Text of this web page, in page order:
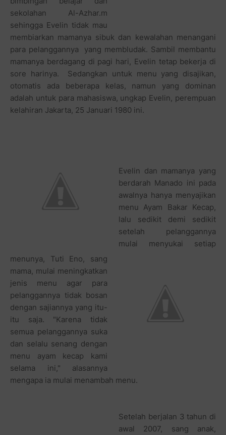
sekolahan Al-Azhar.m
sehingga Evelin tidak mau
membiarkan mamanya sibuk dan kewalahan menangani
para pelanggannya yang membludak. Sambil membantu
mamanya berdagang di pagi hari, Evelin tetap bekerja di
sore harinya. Sedangkan untuk menu yang disajikan,
otomatis ada beberapa kelas, namun yang dominan
adalah untuk para mahasiswa, ungkap Evelin, perempuan
kelahiran Jakarta, 25 Januari 1980 ini.
Evelin dan mamanya yang
berdarah Manado ini pada
awalnya hanya menyajikan
menu Ayam Bakar Kecap,
lalu sedikit demi sedikit
setelah pelanggannya
mulai menyukai setiap
menunya, Tuti Eno, sang
mama, mulai meningkatkan
jenis menu agar para
pelanggannya tidak bosan
dengan sajiannya yang itu-
itu saja. "Karena tidak
semua pelanggannya suka
dan selalu senang dengan
menu ayam kecap kami
selama ini," alasannya
mengapa ia mulai menambah menu.
Setelah berjalan 3 tahun di
awal 2007, sang anak,